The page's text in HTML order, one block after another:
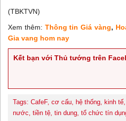
(TBKTVN)
Xem thêm: Thông tin Giá vàng,
Gia vang hom nay
Kết bạn với Thủ tướng trên
Tags: CafeF, cơ cấu, hệ thống, kinh
nước, tiền tệ, tin dung, tổ chức tín